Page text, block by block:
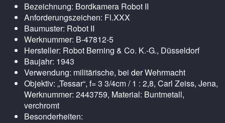
Bezeichnung: Bordkamera Robot II
Anforderungszeichen: Fl.XXX
Baumuster: Robot II
Werknummer: B-47812-5
Hersteller: Robot Berning & Co. K.-G., Düsseldorf
Baujahr: 1943
Verwendung: militärische, bei der Wehrmacht
Objektiv: „Tessar“, f= 3 3/4cm / 1 : 2,8, Carl Zeiss, Jena,
Werknummer: 2443759, Material: Buntmetall,
verchromt
Besonderheiten: